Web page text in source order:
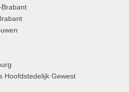
Hoofdstedelijk Gewest